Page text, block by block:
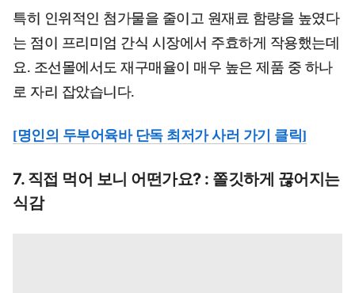
특히 인위적인 첨가물을 줄이고 원재료 함량을 높였다
는 점이 프리미엄 간식 시장에서 주효하게 작용했는데
요. 조선몰에서도 재구매율이 매우 높은 제품 중 하나
로 자리 잡았습니다.
[명인의 두부어육바 단독 최저가 사러 가기 클릭]
7. 직접 먹어 보니 어떤가요? : 쫄깃하게 끊어지는
식감